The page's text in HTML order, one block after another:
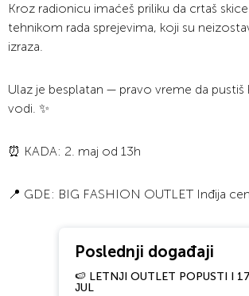
Kroz radionicu imaćeš priliku da crtaš
tehnikom rada sprejevima, koji su
izraza.
Ulaz je besplatan — pravo vreme da pustiš
vodi. ✨
⏰ KADA: 2. maj od 13h
📍 GDE: BIG FASHION OUTLET Inđija
Poslednji događaji
🍉 LETNJI OUTLET POPUSTI I
JUL